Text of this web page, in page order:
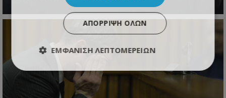
ΑΠΌΡΡΙΨΗ ΌΛΩΝ
ΕΜΦΆΝΙΣΗ ΛΕΠΤΟΜΕΡΕΙΏΝ